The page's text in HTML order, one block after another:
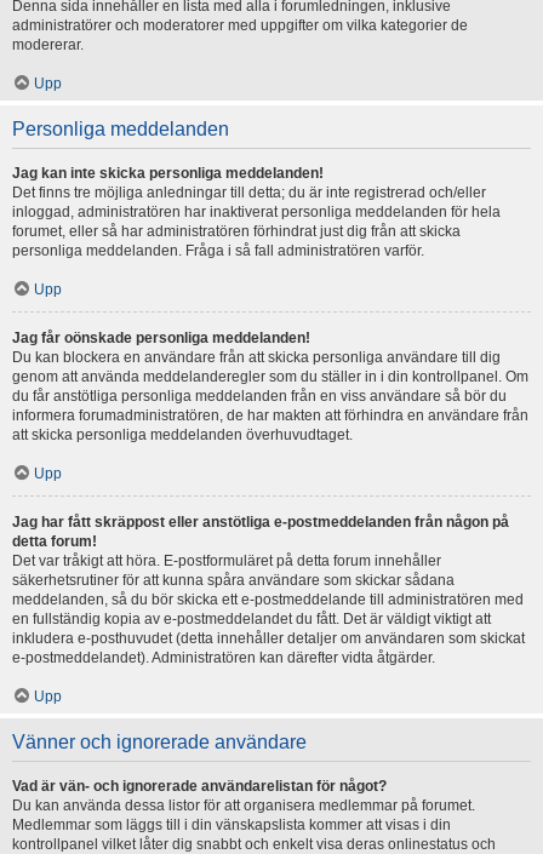
Denna sida innehåller en lista med alla i forumledningen, inklusive
administratörer och moderatorer med uppgifter om vilka kategorier de
modererar.
Upp
Personliga meddelanden
Jag kan inte skicka personliga meddelanden!
Det finns tre möjliga anledningar till detta; du är inte registrerad och/eller
inloggad, administratören har inaktiverat personliga meddelanden för hela
forumet, eller så har administratören förhindrat just dig från att skicka
personliga meddelanden. Fråga i så fall administratören varför.
Upp
Jag får oönskade personliga meddelanden!
Du kan blockera en användare från att skicka personliga användare till dig
genom att använda meddelanderegler som du ställer in i din kontrollpanel. Om
du får anstötliga personliga meddelanden från en viss användare så bör du
informera forumadministratören, de har makten att förhindra en användare från
att skicka personliga meddelanden överhuvudtaget.
Upp
Jag har fått skräppost eller anstötliga e-postmeddelanden från någon på
detta forum!
Det var tråkigt att höra. E-postformuläret på detta forum innehåller
säkerhetsrutiner för att kunna spåra användare som skickar sådana
meddelanden, så du bör skicka ett e-postmeddelande till administratören med
en fullständig kopia av e-postmeddelandet du fått. Det är väldigt viktigt att
inkludera e-posthuvudet (detta innehåller detaljer om användaren som skickat
e-postmeddelandet). Administratören kan därefter vidta åtgärder.
Upp
Vänner och ignorerade användare
Vad är vän- och ignorerade användarelistan för något?
Du kan använda dessa listor för att organisera medlemmar på forumet.
Medlemmar som läggs till i din vänskapslista kommer att visas i din
kontrollpanel vilket låter dig snabbt och enkelt visa deras onlinestatus och